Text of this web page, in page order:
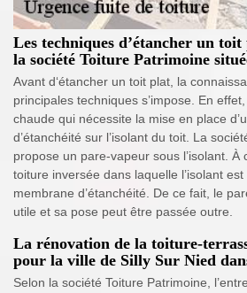
Les techniques d’étancher un
la société Toiture Patrimoine
Avant d‘étancher un toit plat, la
principales techniques s’impose. En
chaude qui nécessite la mise en place
d’étanchéité sur l’isolant du toit. La
propose un pare-vapeur sous l’isolant. À
toiture inversée dans laquelle l’isolant
membrane d’étanchéité. De ce fait, le
utile et sa pose peut être passée outre.
La rénovation de la toiture-
pour la ville de Silly Sur Nied
Selon la société Toiture Patrimoine,